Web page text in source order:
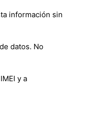
información sin
datos. No
y a